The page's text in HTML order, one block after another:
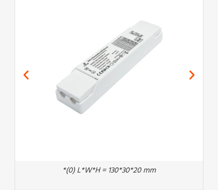
*(0) L*W*H = 130*30*20 mm